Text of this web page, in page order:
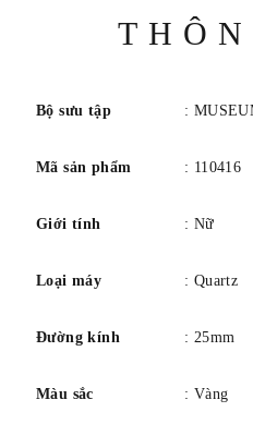
không gỉ mạ vàng PVD. Hình
khóa: Khóa trượt. Độ dày vỏ:
Bộ sưu tập :
Mã sản phẩm : 110416
Giới tính : Nữ
Loại máy : Quartz
Đường kính : 25mm
Màu sắc : Vàng